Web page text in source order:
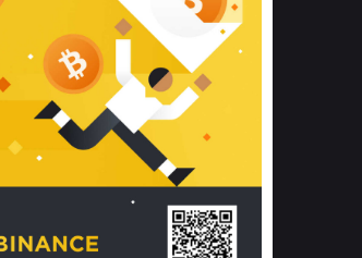
động của giấc ngủ và môi trường
phòng ngủ đối với sức khỏe con
người tại Sleep Foundation (External
Link) để có cái nhìn toàn diện hơn.
2. Các tiêu chí vàng khi lựa chọn
chăn ga gối đệm cao cấp cho phòng
ngủ
Để sở hữu một bộ chăn ga gối đệm
cao cấp hoàn hảo cả về thẩm mỹ lẫn
công năng, người tiêu dùng cần cân
nhắc kỹ lưỡng các tiêu chí quan trọng